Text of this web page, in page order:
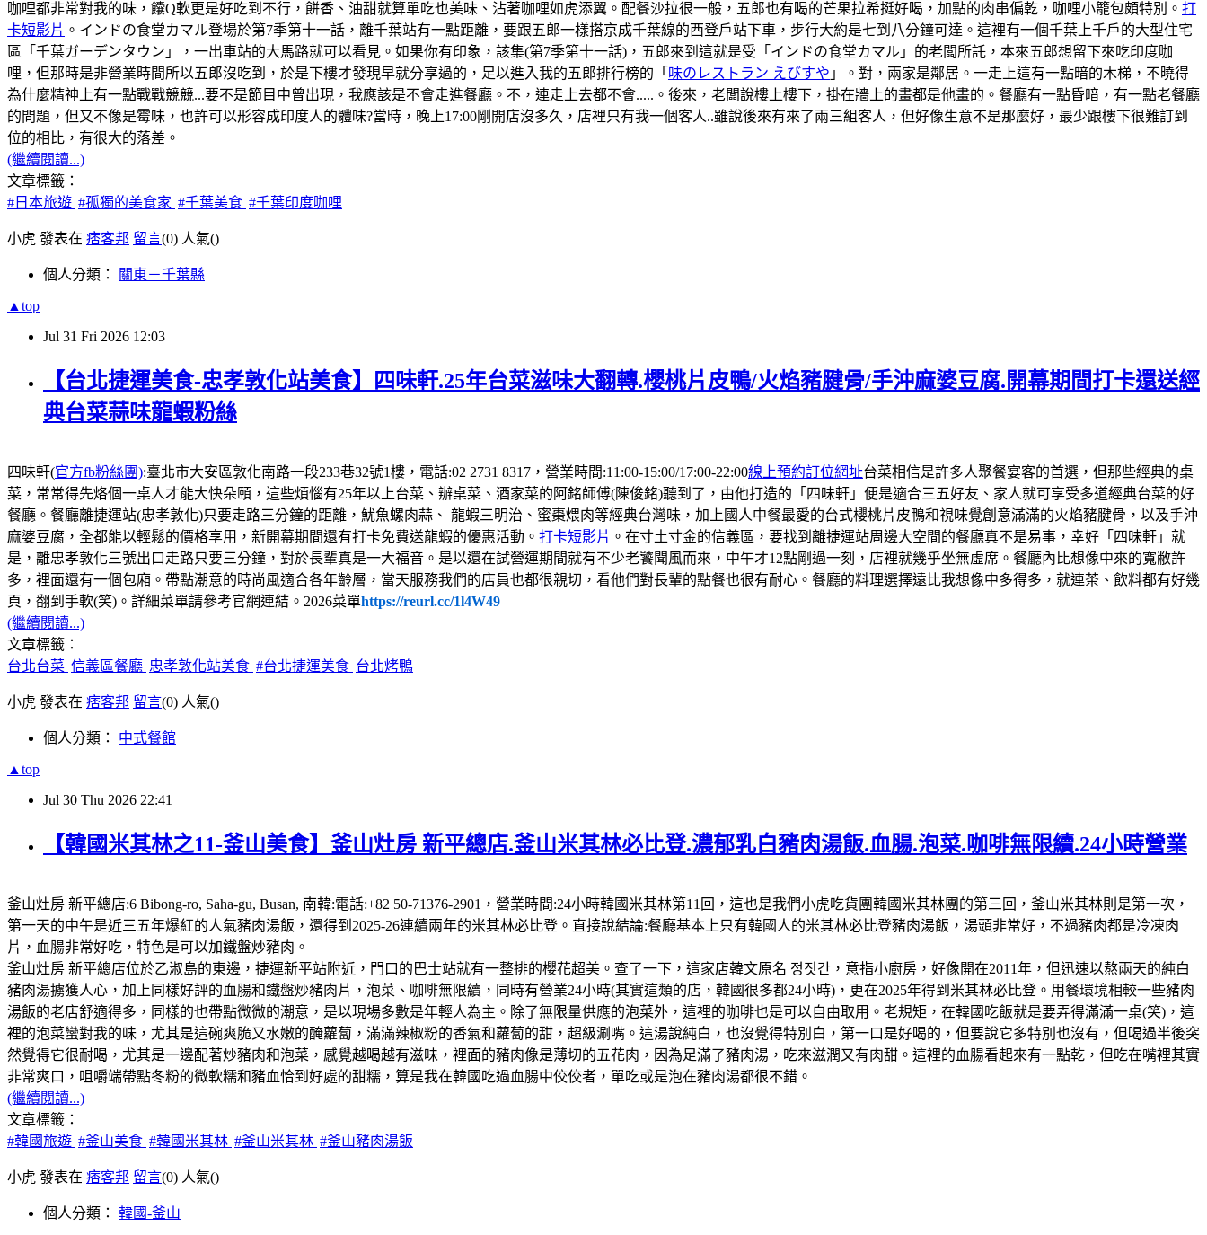
咖哩都非常對我的味，饢Q軟更是好吃到不行，餅香、油甜就算單吃也美味、沾著咖哩如虎添翼。配餐沙拉很一般，五郎也有喝的芒果拉希挺好喝，加點的肉串偏乾，咖哩小籠包頗特別。 打
卡短影片 。インドの食堂カマル登場於第7季第十一話，離千葉站有一點距離，要跟五郎一樣搭京成千葉線的西登戶站下車，步行大約是七到八分鐘可達。這裡有一個千葉上千戶的大型住宅
區「千葉ガーデンタウン」，一出車站的大馬路就可以看見。如果你有印象，該集(第7季第十一話)，五郎來到這就是受「インドの食堂カマル」的老闆所託，本來五郎想留下來吃印度咖
哩，但那時是非營業時間所以五郎沒吃到，於是下樓才發現早就分享過的，足以進入我的五郎排行榜的「 味のレストラン えびすや 」。對，兩家是鄰居。一走上這有一點暗的木梯，不曉得
為什麼精神上有一點戰戰競競...要不是節目中曾出現，我應該是不會走進餐廳。不，連走上去都不會.....。後來，老闆說樓上樓下，掛在牆上的畫都是他畫的。餐廳有一點昏暗，有一點老餐廳
的問題，但又不像是霉味，也許可以形容成印度人的體味?當時，晚上17:00剛開店沒多久，店裡只有我一個客人..雖說後來有來了兩三組客人，但好像生意不是那麼好，最少跟樓下很難訂到
位的相比，有很大的落差。
(繼續閱讀...)
文章標籤：
#日本旅遊 #孤獨的美食家 #千葉美食 #千葉印度咖哩
小虎 發表在 痞客邦 留言(0) 人氣()
個人分類： 關東－千葉縣
▲top
Jul 31 Fri 2026 12:03
【台北捷運美食-忠孝敦化站美食】四味軒.25年台菜滋味大翻轉.櫻桃片皮鴨/火焰豬腱骨/手沖麻婆豆腐.開幕期間打卡還送經
典台菜蒜味龍蝦粉絲
四味軒(官方fb粉絲團):臺北市大安區敦化南路一段233巷32號1樓，電話:02 2731 8317，營業時間:11:00-15:00/17:00-22:00線上預約訂位網址台菜相信是許多人聚餐宴客的首選，但那些經典的桌
菜，常常得先烙個一桌人才能大快朵頤，這些煩惱有25年以上台菜、辦桌菜、酒家菜的阿銘師傅(陳俊銘)聽到了，由他打造的「四味軒」便是適合三五好友、家人就可享受多道經典台菜的好
餐廳。餐廳離捷運站(忠孝敦化)只要走路三分鐘的距離，魷魚螺肉蒜、 龍蝦三明治、蜜棗煨肉等經典台灣味，加上國人中餐最愛的台式櫻桃片皮鴨和視味覺創意滿滿的火焰豬腱骨，以及手沖
麻婆豆腐，全都能以輕鬆的價格享用，新開幕期間還有打卡免費送龍蝦的優惠活動。 打卡短影片 。在寸土寸金的信義區，要找到離捷運站周邊大空間的餐廳真不是易事，幸好「四味軒」就
是，離忠孝敦化三號出口走路只要三分鐘，對於長輩真是一大福音。是以還在試營運期間就有不少老饕聞風而來，中午才12點剛過一刻，店裡就幾乎坐無虛席。餐廳內比想像中來的寬敝許
多，裡面還有一個包廂。帶點潮意的時尚風適合各年齡層，當天服務我們的店員也都很親切，看他們對長輩的點餐也很有耐心。餐廳的料理選擇遠比我想像中多得多，就連茶、飲料都有好幾
頁，翻到手軟(笑)。詳細菜單請參考官網連結。2026菜單https://reurl.cc/1l4W49
(繼續閱讀...)
文章標籤：
台北台菜 信義區餐廳 忠孝敦化站美食 #台北捷運美食 台北烤鴨
小虎 發表在 痞客邦 留言(0) 人氣()
個人分類： 中式餐館
▲top
Jul 30 Thu 2026 22:41
【韓國米其林之11-釜山美食】釜山灶房 新平總店.釜山米其林必比登.濃郁乳白豬肉湯飯.血腸.泡菜.咖啡無限續.24小時營業
釜山灶房 新平總店:6 Bibong-ro, Saha-gu, Busan, 南韓:電話:+82 50-71376-2901，營業時間:24小時韓國米其林第11回，這也是我們小虎吃貨團韓國米其林團的第三回，釜山米其林則是第一次，
第一天的中午是近三五年爆紅的人氣豬肉湯飯，還得到2025-26連續兩年的米其林必比登。直接說結論:餐廳基本上只有韓國人的米其林必比登豬肉湯飯，湯頭非常好，不過豬肉都是冷凍肉
片，血腸非常好吃，特色是可以加鐵盤炒豬肉。
釜山灶房 新平總店位於乙淑島的東邊，捷運新平站附近，門口的巴士站就有一整排的櫻花超美。查了一下，這家店韓文原名 정짓간，意指小廚房，好像開在2011年，但迅速以熬兩天的純白
豬肉湯擄獲人心，加上同樣好評的血腸和鐵盤炒豬肉片，泡菜、咖啡無限續，同時有營業24小時(其實這類的店，韓國很多都24小時)，更在2025年得到米其林必比登。用餐環境相較一些豬肉
湯飯的老店舒適得多，同樣的也帶點微微的潮意，是以現場多數是年輕人為主。除了無限量供應的泡菜外，這裡的咖啡也是可以自由取用。老規矩，在韓國吃飯就是要弄得滿滿一桌(笑)，這
裡的泡菜蠻對我的味，尤其是這碗爽脆又水嫩的醃蘿蔔，滿滿辣椒粉的香氣和蘿蔔的甜，超級涮嘴。這湯說純白，也沒覺得特別白，第一口是好喝的，但要說它多特別也沒有，但喝過半後突
然覺得它很耐喝，尤其是一邊配著炒豬肉和泡菜，感覺越喝越有滋味，裡面的豬肉像是薄切的五花肉，因為足滿了豬肉湯，吃來滋潤又有肉甜。這裡的血腸看起來有一點乾，但吃在嘴裡其實
非常爽口，咀嚼端帶點冬粉的微軟糯和豬血恰到好處的甜糯，算是我在韓國吃過血腸中佼佼者，單吃或是泡在豬肉湯都很不錯。
(繼續閱讀...)
文章標籤：
#韓國旅遊 #釜山美食 #韓國米其林 #釜山米其林 #釜山豬肉湯飯
小虎 發表在 痞客邦 留言(0) 人氣()
個人分類： 韓國-釜山